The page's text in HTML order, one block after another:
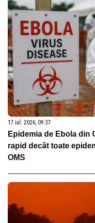
17 iul. 2026, 09:37
Epidemia de Ebola din
rapid decât toate
OMS